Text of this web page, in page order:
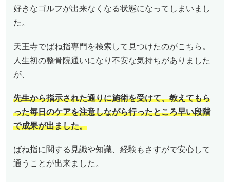
好きなゴルフが出来なくなる状態になってしまいまし
た。
天王寺でばね指専門を検索して見つけたのがこちら。
人生初の整骨院通いになり不安な気持ちがありました
が、
先生から指示された通りに施術を受けて、教えてもら
った毎日のケアを注意しながら行ったところ早い段階
で成果が出ました。
ばね指に関する見識や知識、経験もさすがで安心して
通うことが出来ました。